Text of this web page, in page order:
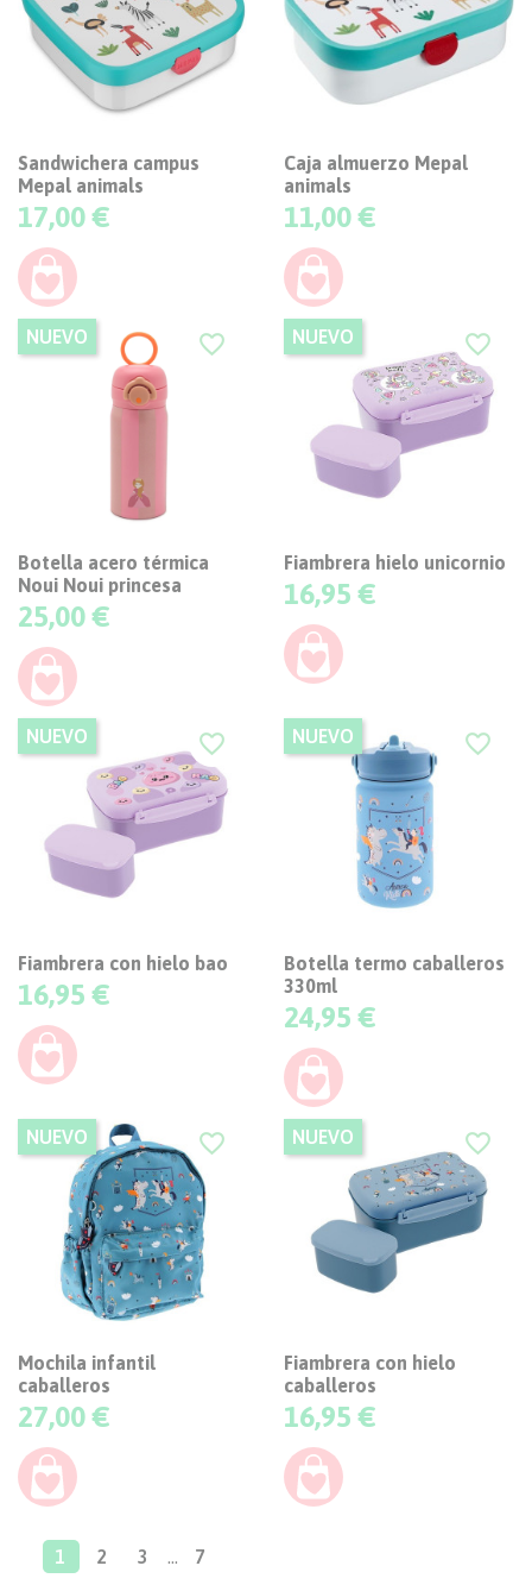
Sandwichera campus
Mepal animals
Precio
17,00 €
Caja almuerzo Mepal
animals
Precio
11,00 €
Botella acero térmica
Noui Noui princesa
Precio
25,00 €
NUEVO favorite_border
Fiambrera hielo unicornio
Precio
16,95 €
NUEVO favorite_border
Fiambrera con hielo bao
Precio
16,95 €
NUEVO favorite_border
Botella termo caballeros
330ml
Precio
24,95 €
NUEVO favorite_border
Mochila infantil
caballeros
Precio
27,00 €
NUEVO favorite_border
Fiambrera con hielo
caballeros
Precio
16,95 €
NUEVO favorite_border
1 2 3 … 7